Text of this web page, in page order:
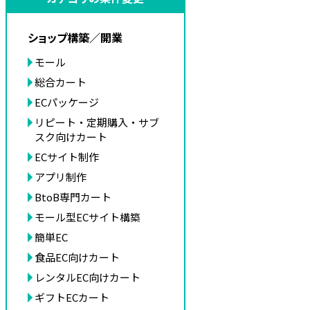
ショップ構築／開業
モール
総合カート
ECパッケージ
リピート・定期購入・サブ
スク向けカート
ECサイト制作
アプリ制作
BtoB専門カート
モール型ECサイト構築
簡単EC
食品EC向けカート
レンタルEC向けカート
ギフトECカート